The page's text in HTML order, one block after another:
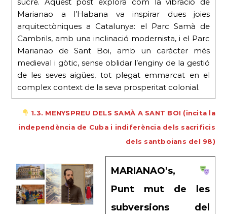
Marianao a l’Habana va inspirar dues joies
arquitectòniques a Catalunya: el Parc Samà de
Cambrils, amb una inclinació modernista, i el Parc
Marianao de Sant Boi, amb un caràcter més
medieval i gòtic, sense oblidar l’enginy de la gestió
de les seves aigües, tot plegat emmarcat en el
complex context de la seva prosperitat colonial.
1.3. MENYSPREU DELS SAMÀ A SANT BOI (incita la
independència de Cuba i indiferència dels sacrificis
dels santboians del 98)
MARIANAO’s,
Punt mut de les
subversions del